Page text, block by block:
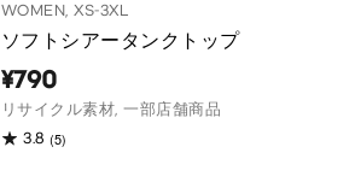
WOMEN, XS-3XL
ソフトシアータンクトップ
¥790
リサイクル素材, 一部店舗商品
3.8 (5)